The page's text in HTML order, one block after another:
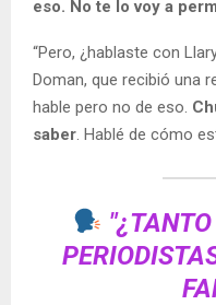
eso. No te lo voy a
“Pero, ¿hablaste con
Doman, que recibió una
hable pero no de eso.
saber. Hablé de cómo